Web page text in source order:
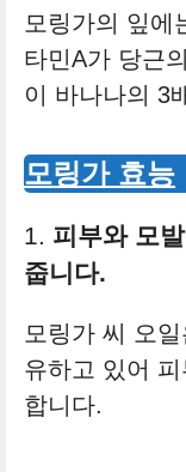
모링가의 잎에
타민A가 당근
이 바나나의 3
모링가 효능
1. 피부와 모
줍니다.
모링가 씨 오
유하고 있어
합니다.